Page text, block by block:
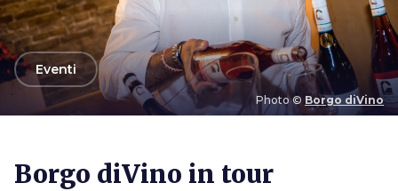
Photo © Borgo diVino
arrow_backEventi
Borgo diVino in tour